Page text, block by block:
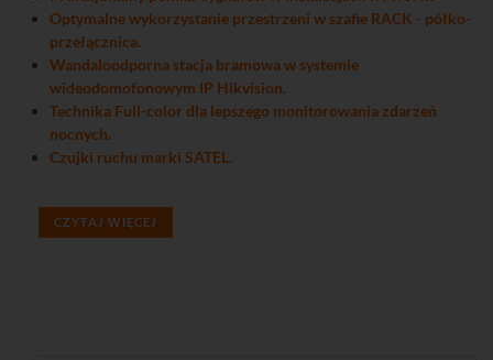
Optymalne wykorzystanie przestrzeni w szafie RACK - półko-
przełącznica.
Wandaloodporna stacja bramowa w systemie
wideodomofonowym IP Hikvision.
Technika Full-color dla lepszego monitorowania zdarzeń
nocnych.
Czujki ruchu marki SATEL.
CZYTAJ WIĘCEJ